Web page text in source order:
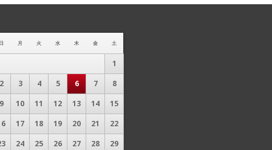
日 月 火 水 木 金 土
1
2
3 4 5 6 7
8
9
10 11 12 13 14
15
17 18 19 20 21
22
24 25 26 27 28
29